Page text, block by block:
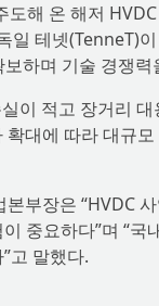
해 온 해저
일 테넷(TenneT)
하며 기술 경쟁력
이 적고 장거리
대에 따라 대규
부장은 “HVDC
중요하다”며 “
고 말했다.